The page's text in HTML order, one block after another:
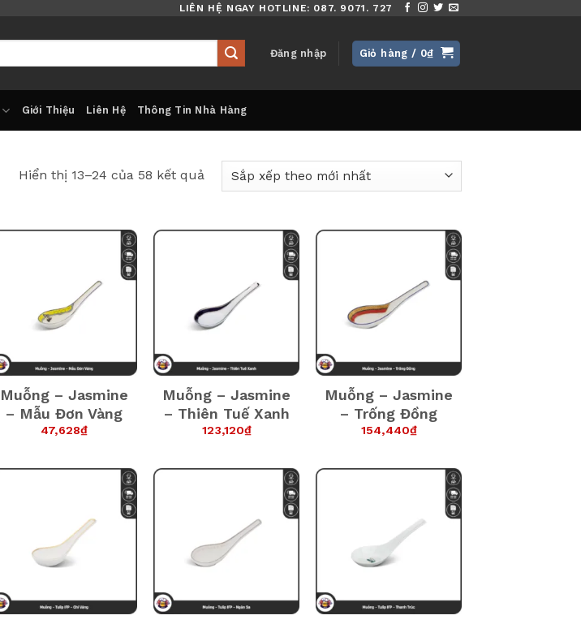
LIÊN HỆ NGAY HOTLINE: 087. 9071. 727
Đăng nhập Giỏ hàng / 0₫
Giới Thiệu Liên Hệ Thông Tin Nhà Hàng
Hiển thị 13–24 của 58 kết quảĐã
sắp
theo
Muỗng – Jasmine
– Mẫu Đơn Vàng
47,628₫
Muỗng – Jasmine
– Thiên Tuế Xanh
123,120₫
Muỗng – Jasmine
– Trống Đồng
154,440₫